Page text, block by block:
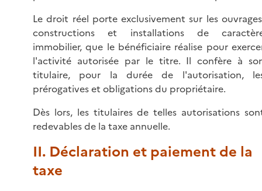
Le droit réel porte exclusivement sur les
constructions et installations de
immobilier, que le bénéficiaire réalise pour
l'activité autorisée par le titre. Il confère à
titulaire, pour la durée de l'autorisation,
prérogatives et obligations du propriétaire.
Dès lors, les titulaires de telles autorisations
redevables de la taxe annuelle.
II. Déclaration et paiement de la
taxe